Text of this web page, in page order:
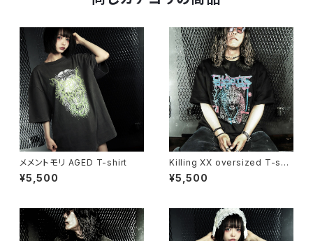
メメントモリ AGED T-shirt
¥5,500
Killing XX oversized T-shir
t
¥5,500